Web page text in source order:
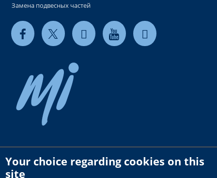
Замена подвесных частей
Copyright © 2026 milkrite | InterPuls. All rights reserved.
Your choice regarding cookies on this
site